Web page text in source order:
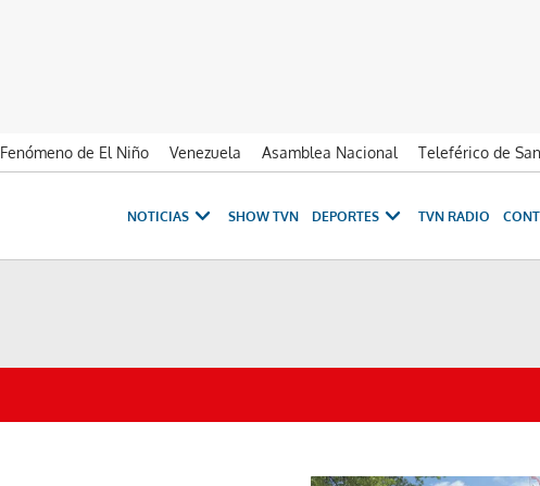
Fenómeno de El Niño Venezuela Asamblea Nacional Teleférico de
NOTICIAS SHOW TVN DEPORTES TVN RADIO